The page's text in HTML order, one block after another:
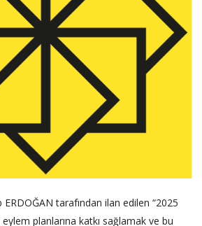
ERDOĞAN tarafından ilan edilen “2025
eylem planlarına katkı sağlamak ve bu